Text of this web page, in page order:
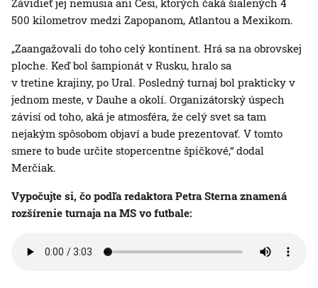
Závidieť jej nemusia ani Česi, ktorých čaká šialených 4
500 kilometrov medzi Zapopanom, Atlantou a Mexikom.
„Zaangažovali do toho celý kontinent. Hrá sa na obrovskej
ploche. Keď bol šampionát v Rusku, hralo sa
v tretine krajiny, po Ural. Posledný turnaj bol prakticky v
jednom meste, v Dauhe a okolí. Organizátorský úspech
závisí od toho, aká je atmosféra, že celý svet sa tam
nejakým spôsobom objaví a bude prezentovať. V tomto
smere to bude určite stopercentne špičkové,“ dodal
Merčiak.
Vypočujte si, čo podľa redaktora Petra Sterna znamená
rozšírenie turnaja na MS vo futbale: